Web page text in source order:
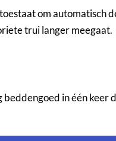
om automatisch
trui langer meegaat.
in één